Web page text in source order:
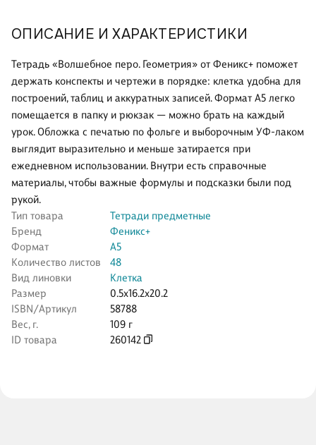
ОПИСАНИЕ И ХАРАКТЕРИСТИКИ
Тетрадь «Волшебное перо. Геометрия» от Феникс+ поможет
держать конспекты и чертежи в порядке: клетка удобна для
построений, таблиц и аккуратных записей. Формат А5 легко
помещается в папку и рюкзак — можно брать на каждый
урок. Обложка с печатью по фольге и выборочным УФ-лаком
выглядит выразительно и меньше затирается при
ежедневном использовании. Внутри есть справочные
материалы, чтобы важные формулы и подсказки были под
рукой.
Тип товара
Тетради предметные
Бренд
Феникс+
Формат
А5
Количество листов
48
Вид линовки
Клетка
Размер
0.5x16.2x20.2
ISBN/Артикул
58788
Вес, г.
109 г
ID товара
260142